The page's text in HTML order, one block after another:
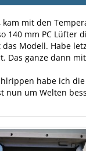
kam mit den
140 mm PC
das Modell. Habe
Das ganze dann
habe ich
nun um Welten